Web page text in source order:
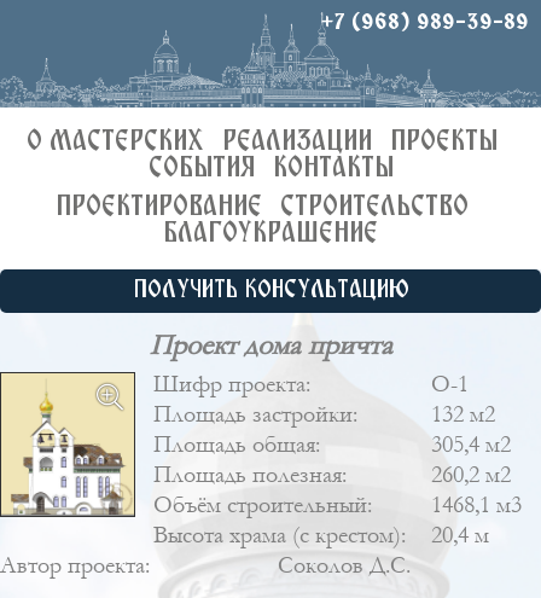
+7 (968) 989-39-89
О МАСТЕРСКИХ РЕАЛИЗАЦИИ
ПРОЕКТЫ
СОБЫТИЯ
КОНТАКТЫ
ПРОЕКТИРОВАНИЕ
СТРОИТЕЛЬСТВО
БЛАГОУКРАШЕНИЕ
ПОЛУЧИТЬ КОНСУЛЬТАЦИЮ
Проект дома причта
Шифр проекта:
О-1
Площадь застройки:
132 м2
Площадь общая:
305,4 м2
Площадь полезная:
260,2 м2
Объём строительный:
1468,1 м3
Высота храма (с крестом):
20,4 м
Автор проекта:
Соколов Д.С.